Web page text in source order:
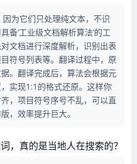
为它们只处理纯文本，不识
备‘工业级文档解析算法’的工
文档进行深度解析，识别出表
符号列表等。翻译过程中，原
。翻译完成后，算法会根据元
实现1:1的格式还原。这样你
，项目符号序号不乱，可以直
，效率提升巨大。
，真的是当地人在搜索的？